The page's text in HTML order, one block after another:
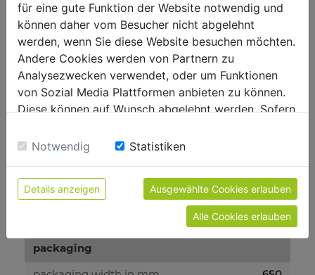
battery duration
charge time 3h
measurements
payload in kg 150
gross weight in kg 32
27
packaging
für eine gute Funktion der Website notwendig und
können daher vom Besucher nicht abgelehnt
werden, wenn Sie diese Website besuchen möchten.
Andere Cookies werden von Partnern zu
Analysezwecken verwendet, oder um Funktionen
von Sozial Media Plattformen anbieten zu können.
Diese können auf Wunsch abgelehnt werden. Sofern
Einwilligung zu unseren Cookies.
Notwendig Statistiken
Details anzeigen Ausgewählte Cookies erlauben
Alle Cookies erlauben